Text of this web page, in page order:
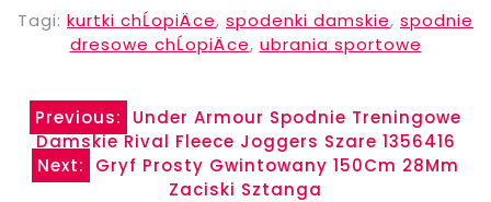
Tagi: kurtki chĹopiÄce, spodenki damskie, spodnie
dresowe chĹopiÄce, ubrania sportowe
Nawigacja
wpisu
Previous:
Under Armour Spodnie Treningowe
Damskie Rival Fleece Joggers Szare 1356416
Next:
Gryf Prosty Gwintowany 150Cm 28Mm
Zaciski Sztanga